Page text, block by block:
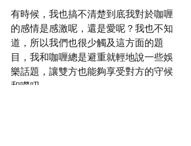
有時候，我也搞不清楚到底我對於咖喱
的感情是感激呢，還是愛呢？我也不知
道，所以我們也很少觸及這方面的題
目，我和咖喱總是避重就輕地說一些娛
樂話題，讓雙方也能夠享受對方的守候
和嘮叨。